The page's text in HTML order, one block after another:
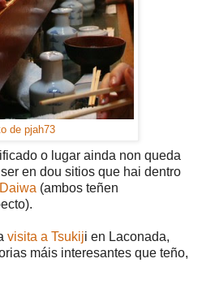
de pjah73
o lugar ainda non queda
en dou sitios que hai dentro
Daiwa (ambos teñen
visita a Tsukiji en Laconada,
máis interesantes que teño,